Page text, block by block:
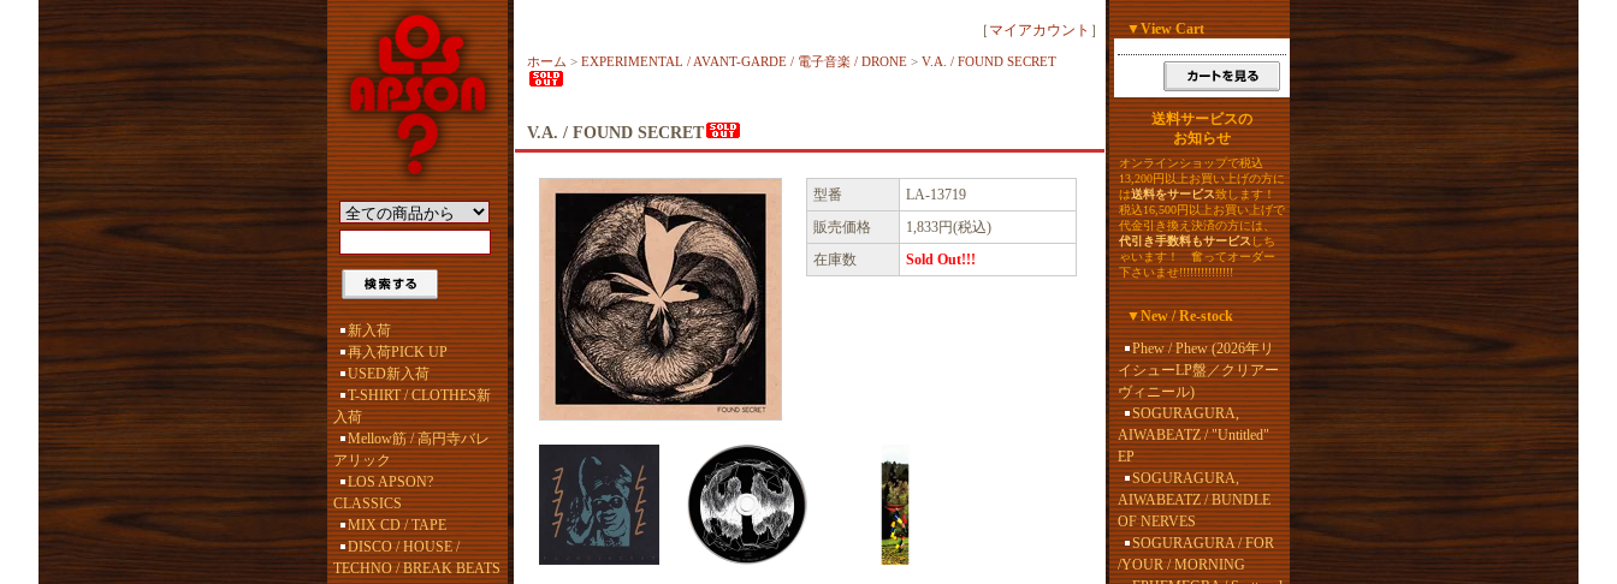
新入荷
再入荷PICK UP
USED新入荷
T-SHIRT / CLOTHES新
入荷
Mellow筋 / 高円寺バレ
アリック
LOS APSON?
CLASSICS
MIX CD / TAPE
DISCO / HOUSE /
TECHNO / BREAK BEATS
［ マイアカウント ］
ホーム > EXPERIMENTAL / AVANT-GARDE / 電子音楽 / DRONE > V.A. / FOUND SECRET
V.A. / FOUND SECRET
型番
LA-13719
販売価格
1,833円(税込)
在庫数
Sold Out!!!
▼View Cart
送料サービスの
お知らせ
オンラインショップで税込
13,200円以上お買い上げの方に
は送料をサービス致します！
税込16,500円以上お買い上げで
代金引き換え決済の方には、
代引き手数料もサービスしち
ゃいます！ 奮ってオーダー
下さいませ!!!!!!!!!!!!!!!
▼New / Re-stock
Phew / Phew (2026年リ
イシューLP盤／クリアー
ヴィニール)
SOGURAGURA,
AIWABEATZ / "Untitled"
EP
SOGURAGURA,
AIWABEATZ / BUNDLE
OF NERVES
SOGURAGURA / FOR
/YOUR / MORNING